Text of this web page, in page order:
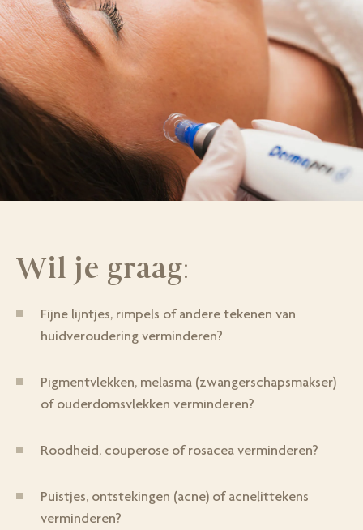
Wil je graag:
Fijne lijntjes, rimpels of andere tekenen van
huidveroudering verminderen?
Pigmentvlekken, melasma (zwangerschapsmakser)
of ouderdomsvlekken verminderen?
Roodheid, couperose of rosacea verminderen?
Puistjes, ontstekingen (acne) of acnelittekens
verminderen?